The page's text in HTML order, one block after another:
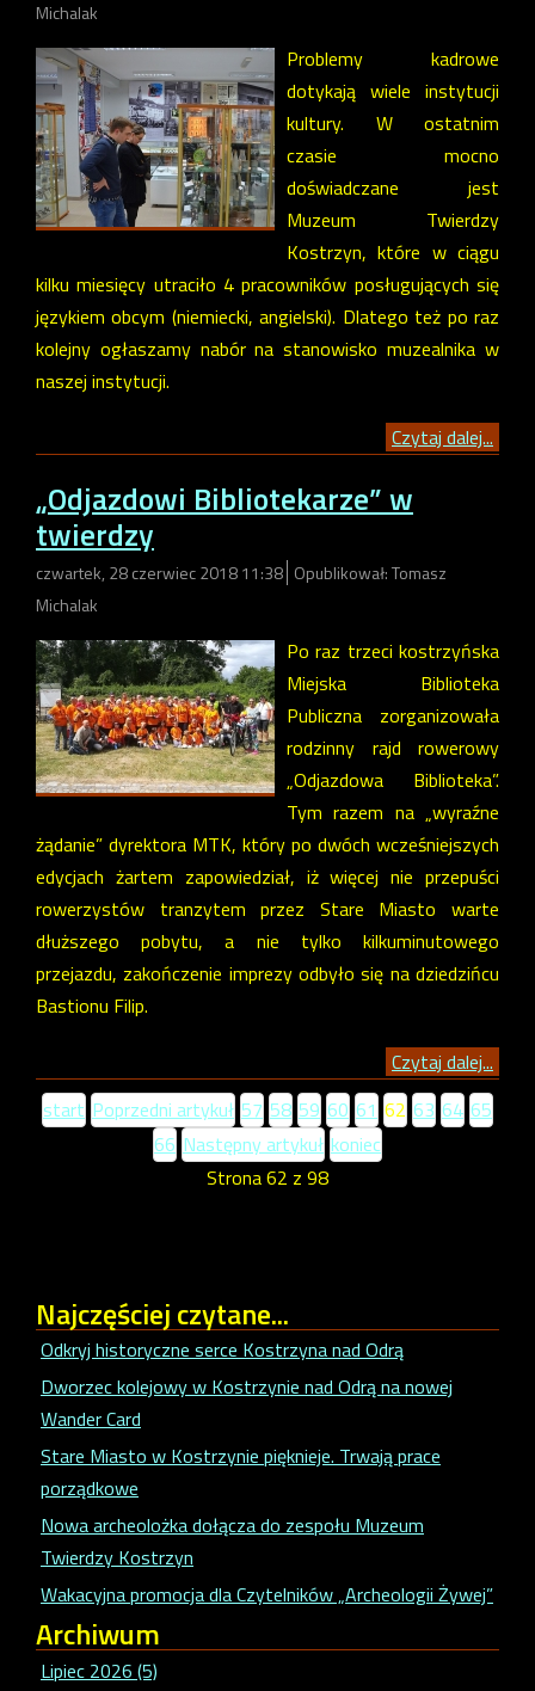
Michalak
Problemy kadrowe
dotykają wiele instytucji
kultury. W ostatnim
czasie mocno
doświadczane jest
Muzeum Twierdzy
Kostrzyn, które w ciągu
kilku miesięcy utraciło 4 pracowników posługujących się
językiem obcym (niemiecki, angielski). Dlatego też po raz
kolejny ogłaszamy nabór na stanowisko muzealnika w
naszej instytucji.
Czytaj dalej...
„Odjazdowi Bibliotekarze” w
twierdzy
czwartek, 28 czerwiec 2018 11:38 Opublikował: Tomasz
Michalak
Po raz trzeci kostrzyńska
Miejska Biblioteka
Publiczna zorganizowała
rodzinny rajd rowerowy
„Odjazdowa Biblioteka”.
Tym razem na „wyraźne
żądanie” dyrektora MTK, który po dwóch wcześniejszych
edycjach żartem zapowiedział, iż więcej nie przepuści
rowerzystów tranzytem przez Stare Miasto warte
dłuższego pobytu, a nie tylko kilkuminutowego
przejazdu, zakończenie imprezy odbyło się na dziedzińcu
Bastionu Filip.
Czytaj dalej...
start Poprzedni artykuł 57 58 59 60 61 62 63 64 65
66 Następny artykuł koniec
Strona 62 z 98
Najczęściejczytane...
Odkryj historyczne serce Kostrzyna nad Odrą
Dworzec kolejowy w Kostrzynie nad Odrą na nowej
Wander Card
Stare Miasto w Kostrzynie pięknieje. Trwają prace
porządkowe
Nowa archeolożka dołącza do zespołu Muzeum
Twierdzy Kostrzyn
Wakacyjna promocja dla Czytelników „Archeologii Żywej”
Archiwum
Lipiec 2026 (5)